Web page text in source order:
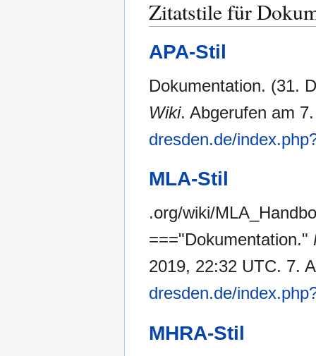
Zitatstile für
APA-Stil
Dokumentation. (31.
Wiki. Abgerufen am
dresden.de/
MLA-Stil
.org/wiki/
==="Dokumentation."
2019, 22:32 UTC. 7.
dresden.de/
MHRA-Stil